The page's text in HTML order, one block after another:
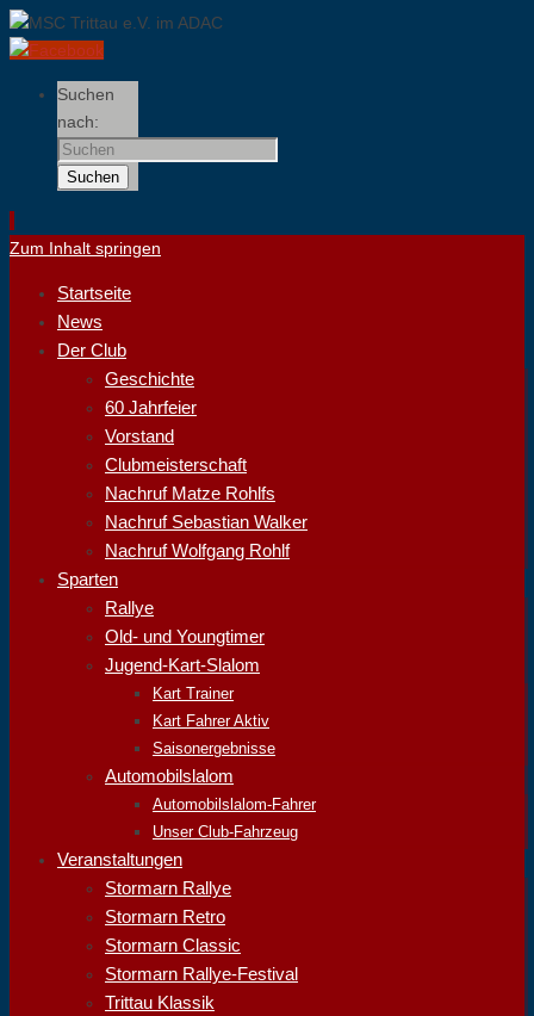
Suchen
nach:
Suchen
Zum Inhalt springen
Startseite
News
Der Club
Geschichte
60 Jahrfeier
Vorstand
Clubmeisterschaft
Nachruf Matze Rohlfs
Nachruf Sebastian Walker
Nachruf Wolfgang Rohlf
Sparten
Rallye
Old- und Youngtimer
Jugend-Kart-Slalom
Kart Trainer
Kart Fahrer Aktiv
Saisonergebnisse
Automobilslalom
Automobilslalom-Fahrer
Unser Club-Fahrzeug
Veranstaltungen
Stormarn Rallye
Stormarn Retro
Stormarn Classic
Stormarn Rallye-Festival
Trittau Klassik